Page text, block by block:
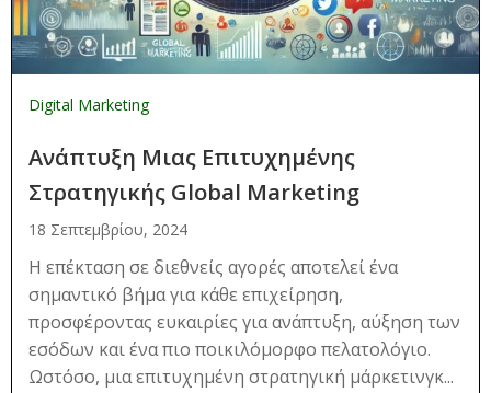
Digital Marketing
Ανάπτυξη Μιας Επιτυχημένης
Στρατηγικής Global Marketing
18 Σεπτεμβρίου, 2024
Η επέκταση σε διεθνείς αγορές αποτελεί ένα
σημαντικό βήμα για κάθε επιχείρηση,
προσφέροντας ευκαιρίες για ανάπτυξη, αύξηση των
εσόδων και ένα πιο ποικιλόμορφο πελατολόγιο.
Ωστόσο, μια επιτυχημένη στρατηγική μάρκετινγκ...